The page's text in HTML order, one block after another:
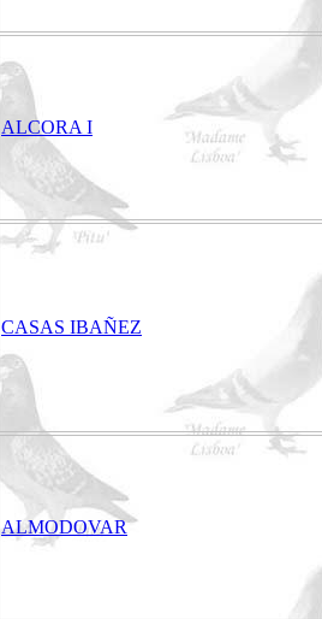
ALCORA I
CASAS IBAÑEZ
ALMODOVAR